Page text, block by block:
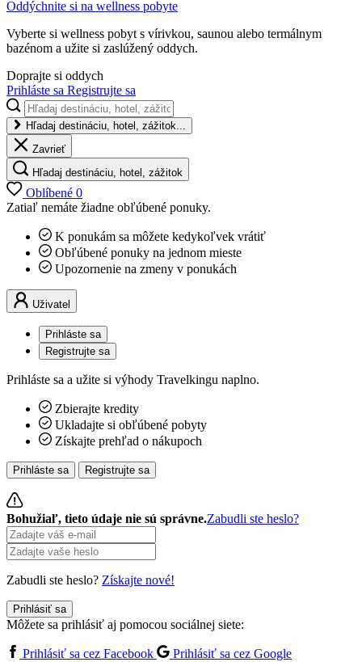
Oddýchnite si na wellness pobyte
Vyberte si wellness pobyt s vírivkou, saunou alebo termálnym
bazénom a užite si zaslúžený oddych.
Doprajte si oddych
Prihláste sa Registrujte sa
Hľadaj destináciu, hotel, zážitok...
Zavrieť
Hľadaj destináciu, hotel, zážitok
Oblíbené 0
Zatiaľ nemáte žiadne obľúbené ponuky.
K ponukám sa môžete kedykoľvek vrátiť
Obľúbené ponuky na jednom mieste
Upozornenie na zmeny v ponukách
Uživatel
Prihláste sa
Registrujte sa
Prihláste sa a užite si výhody Travelkingu naplno.
Zbierajte kredity
Ukladajte si obľúbené pobyty
Získajte prehľad o nákupoch
Prihláste sa Registrujte sa
Bohužiaľ, tieto údaje nie sú správne.Zabudli ste heslo?
Zabudli ste heslo? Získajte nové!
Prihlásiť sa
Môžete sa prihlásiť aj pomocou sociálnej siete:
Prihlásiť sa cez Facebook
Prihlásiť sa cez Google